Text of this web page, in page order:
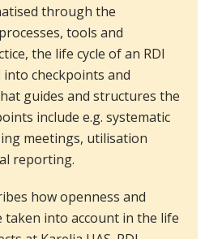
through the
tools and
the life cycle of an RDI
into checkpoints and
guides and structures the
include e.g. systematic
meetings, utilisation
reporting.
how openness and
taken into account in the life